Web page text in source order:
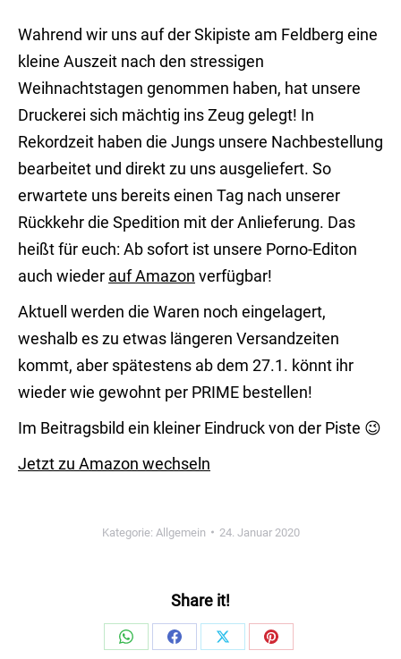
Wahrend wir uns auf der Skipiste am Feldberg eine
kleine Auszeit nach den stressigen
Weihnachtstagen genommen haben, hat unsere
Druckerei sich mächtig ins Zeug gelegt! In
Rekordzeit haben die Jungs unsere Nachbestellung
bearbeitet und direkt zu uns ausgeliefert. So
erwartete uns bereits einen Tag nach unserer
Rückkehr die Spedition mit der Anlieferung. Das
heißt für euch: Ab sofort ist unsere Porno-Editon
auch wieder auf Amazon verfügbar!
Aktuell werden die Waren noch eingelagert,
weshalb es zu etwas längeren Versandzeiten
kommt, aber spätestens ab dem 27.1. könnt ihr
wieder wie gewohnt per PRIME bestellen!
Im Beitragsbild ein kleiner Eindruck von der Piste 😉
Jetzt zu Amazon wechseln
Kategorie: Allgemein 24. Januar 2020
Share it!
Share
Share
Share
Share